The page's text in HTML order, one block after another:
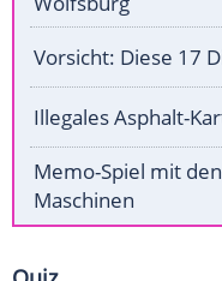
Vorsicht: Diese 17
Illegales Asphalt-
Memo-Spiel mit
Maschinen